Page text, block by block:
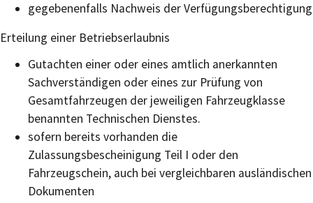
gegebenenfalls Nachweis der Verfügungsberechtigung
Erteilung einer Betriebserlaubnis
Gutachten einer oder eines amtlich anerkannten
Sachverständigen oder eines zur Prüfung von
Gesamtfahrzeugen der jeweiligen Fahrzeugklasse
benannten Technischen Dienstes.
sofern bereits vorhanden die
Zulassungsbescheinigung Teil I oder den
Fahrzeugschein, auch bei vergleichbaren ausländischen
Dokumenten